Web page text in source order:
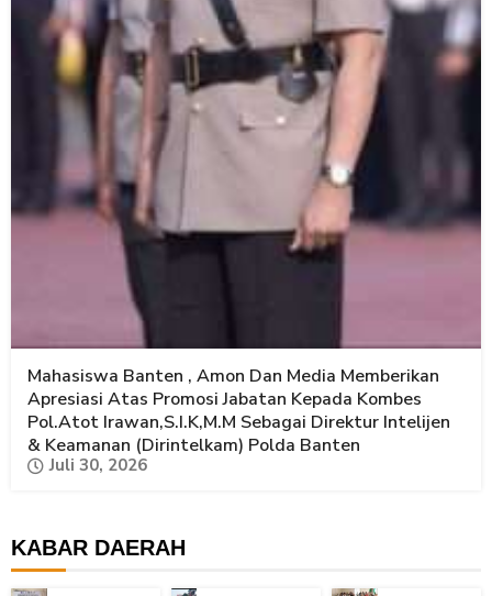
Mahasiswa Banten , Amon Dan Media Memberikan
Apresiasi Atas Promosi Jabatan Kepada Kombes
Pol.Atot Irawan,S.I.K,M.M Sebagai Direktur Intelijen
& Keamanan (Dirintelkam) Polda Banten
Juli 30, 2026
KABAR DAERAH